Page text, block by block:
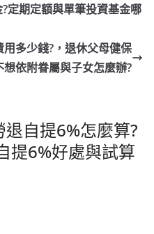
定期定額與單筆投資基金哪
多少錢?，退休父母健保
想依附眷屬與子女怎麼辦?
退自提6%怎麼算?
提6%好處與試算